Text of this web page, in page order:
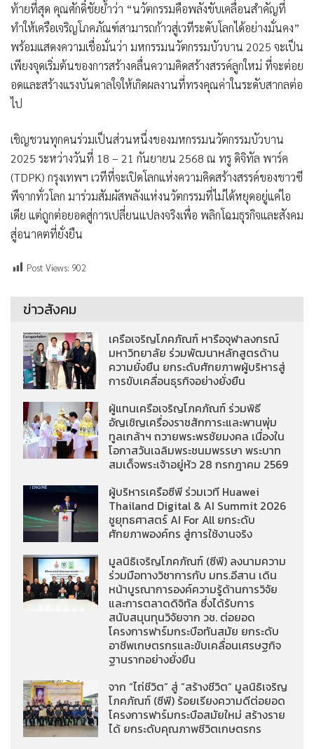
ท้ายที่สุด คุณศักดิ์ชัยย้ำว่า “นวัตกรรมคือพลังขับเคลื่อนสำคัญที่
ทำให้เครือเจริญโภคภัณฑ์สามารถก้าวสู่เวทีระดับโลกได้อย่างมั่นคง”
พร้อมแสดงความเชื่อมั่นว่า มหกรรมนวัตกรรมบัวบาน 2025 จะเป็น
เพียงจุดเริ่มต้นของการสร้างคลื่นความคิดสร้างสรรค์ลูกใหม่ ที่จะต่อย
อดและสร้างแรงบันดาลใจให้เกิดผลงานที่ทรงคุณค่าในระดับสากลต่อ
ไป
เชิญชวนทุกคนร่วมเป็นส่วนหนึ่งของมหกรรมนวัตกรรมบัวบาน
2025 ระหว่างวันที่ 18 – 21 กันยายน 2568 ณ ทรู ดิจิทัล พาร์ค
(TDPK) กรุงเทพฯ เวทีที่จะเปิดโลกแห่งความคิดสร้างสรรค์ของชาวซี
พีจากทั่วโลก มาร่วมสัมผัสพลังแห่งนวัตกรรมที่ไม่ได้หยุดอยู่แค่ไอ
เดีย แต่ถูกต่อยอดสู่การเปลี่ยนแปลงจริงเพื่อ พลิกโฉมธุรกิจและสังคม
สู่อนาคตที่ยั่งยืน
Post Views: 902
ข่าวสังคม
เครือเจริญโภคภัณฑ์ หารือจุฬาลงกรณ์
มหาวิทยาลัย ร่วมพัฒนาหลักสูตรด้าน
ความยั่งยืน ยกระดับศักยภาพผู้บริหารสู่
การขับเคลื่อนธุรกิจอย่างยั่งยืน
ผู้แทนเครือเจริญโภคภัณฑ์ ร่วมพิธี
อัญเชิญเครื่องราชสักการะและพานพุ่ม
ทูลเกล้าฯ ถวายพระพรชัยมงคล เนื่องใน
โอกาสวันเฉลิมพระชนมพรรษา พระบาท
สมเด็จพระเจ้าอยู่หัว 28 กรกฎาคม 2569
ผู้บริหารเครือซีพี ร่วมเวที Huawei
Thailand Digital & AI Summit 2026
ชูยุทธศาสตร์ AI For All ยกระดับ
ศักยภาพองค์กร สู่การใช้งานจริง
มูลนิธิเจริญโภคภัณฑ์ (ซีพี) ลงนามความ
ร่วมมือทางวิชาการกับ มทร.อีสาน เดิน
หน้าบูรณาการองค์ความรู้ด้านการวิจัย
และการตลาดดิจิทัล ซึ่งได้รับการ
สนับสนุนทุนวิจัยจาก วช. ต่อยอด
โครงการฟาร์มกระบือทันสมัย ยกระดับ
อาชีพเกษตรกรและขับเคลื่อนเศรษฐกิจ
ฐานรากอย่างยั่งยืน
จาก “ไถ่ชีวิต” สู่ “สร้างชีวิต” มูลนิธิเจริญ
โภคภัณฑ์ (ซีพี) ร้อยเรียงความดีต่อยอด
โครงการฟาร์มกระบือสมัยใหม่ สร้างราย
ได้ ยกระดับคุณภาพชีวิตเกษตรกร